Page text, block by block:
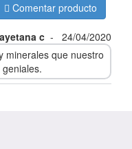
Comentar producto
c -
24/04/2020
minerales que nuestro